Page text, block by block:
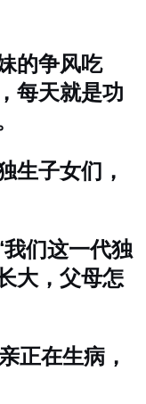
的争风吃
每天就是功
生子女们，
们这一代独
大，父母怎
正在生病，